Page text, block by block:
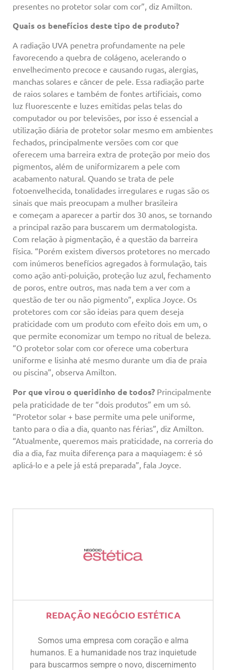
presentes no protetor solar com cor”, diz Amilton.
Quais os benefícios deste tipo de produto?
A radiação UVA penetra profundamente na pele
favorecendo a quebra de colágeno, acelerando o
envelhecimento precoce e causando rugas, alergias,
manchas solares e câncer de pele. Essa radiação parte
de raios solares e também de fontes artificiais, como
luz fluorescente e luzes emitidas pelas telas do
computador ou por televisões, por isso é essencial a
utilização diária de protetor solar mesmo em ambientes
fechados, principalmente versões com cor que
oferecem uma barreira extra de proteção por meio dos
pigmentos, além de uniformizarem a pele com
acabamento natural. Quando se trata de pele
fotoenvelhecida, tonalidades irregulares e rugas são os
sinais que mais preocupam a mulher brasileira
e começam a aparecer a partir dos 30 anos, se tornando
a principal razão para buscarem um dermatologista.
Com relação à pigmentação, é a questão da barreira
física. “Porém existem diversos protetores no mercado
com inúmeros benefícios agregados à formulação, tais
como ação anti-poluição, proteção luz azul, fechamento
de poros, entre outros, mas nada tem a ver com a
questão de ter ou não pigmento”, explica Joyce. Os
protetores com cor são ideias para quem deseja
praticidade com um produto com efeito dois em um, o
que permite economizar um tempo no ritual de beleza.
“O protetor solar com cor oferece uma cobertura
uniforme e lisinha até mesmo durante um dia de praia
ou piscina”, observa Amilton.
Por que virou o queridinho de todos? Principalmente
pela praticidade de ter “dois produtos” em um só.
“Protetor solar + base permite uma pele uniforme,
tanto para o dia a dia, quanto nas férias”, diz Amilton.
“Atualmente, queremos mais praticidade, na correria do
dia a dia, faz muita diferença para a maquiagem: é só
aplicá-lo e a pele já está preparada”, fala Joyce.
REDAÇÃO NEGÓCIO ESTÉTICA
Somos uma empresa com coração e alma
humanos. E a humanidade nos traz inquietude
para buscarmos sempre o novo, discernimento